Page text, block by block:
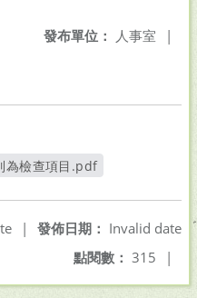
發布單位： 人事室 |
為檢查項目.pdf
發佈日期： Invalid date
|
點閱數： 315 |